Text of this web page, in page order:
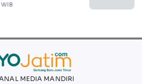
MEDIA MANDIRI